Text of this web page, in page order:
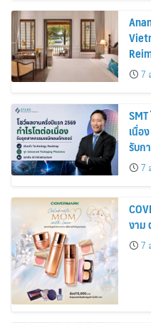
7
เนื่อ
รับก
คอน
7
งาม
7